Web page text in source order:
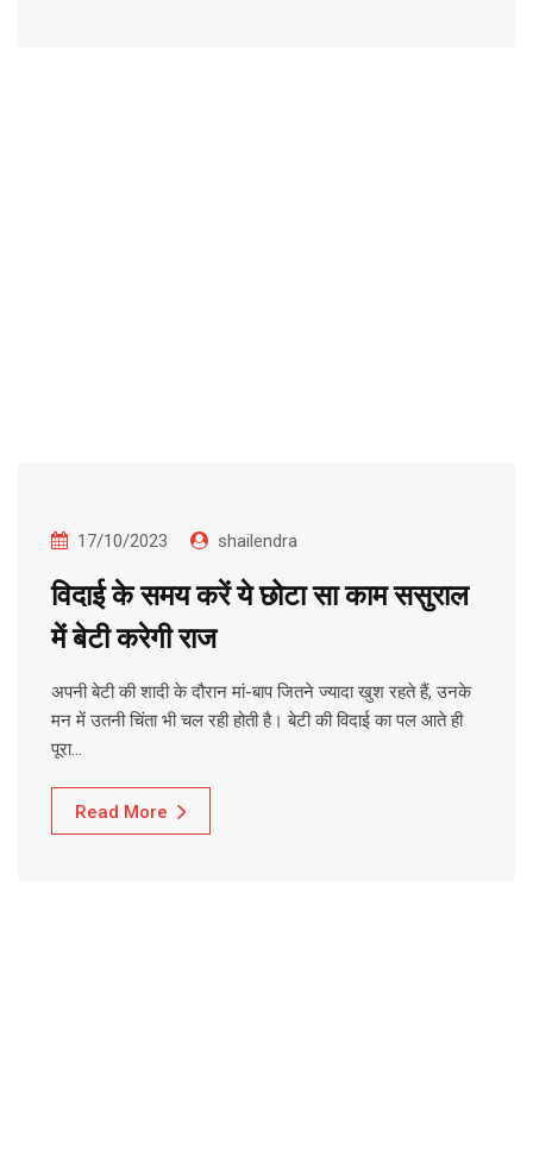
17/10/2023 shailendra
विदाई के समय करें ये छोटा सा काम ससुराल
में बेटी करेगी राज
अपनी बेटी की शादी के दौरान मां-बाप जितने ज्यादा खुश रहते हैं, उनके
मन में उतनी चिंता भी चल रही होती है। बेटी की विदाई का पल आते ही
पूरा…
Read More